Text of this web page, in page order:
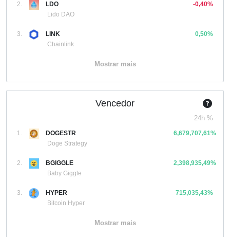
2.
LDO
Lido DAO
-0,40%
3.
LINK
Chainlink
0,50%
Mostrar mais
Vencedor
24h %
1.
DOGESTR
Doge Strategy
6,679,707,61%
2.
BGIGGLE
Baby Giggle
2,398,935,49%
3.
HYPER
Bitcoin Hyper
715,035,43%
Mostrar mais